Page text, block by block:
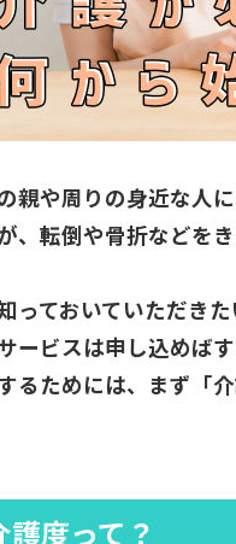
親や周りの身近な人
、転倒や骨折などを
っておいていただきた
ービスは申し込めば
るためには、まず「
護度って？